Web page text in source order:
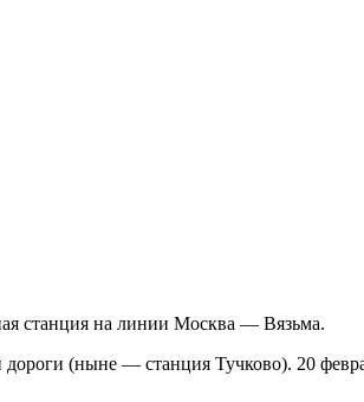
станция на линии Москва — Вязьма.
(ныне — станция Тучково). 20